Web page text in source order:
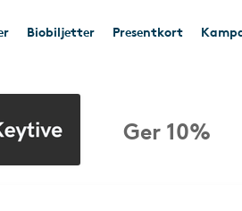
Biobiljetter Presentkort
Ger 10%